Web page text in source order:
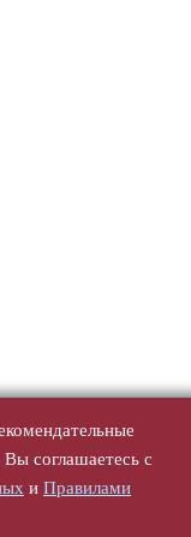
соглашаетесь с
и Правилами